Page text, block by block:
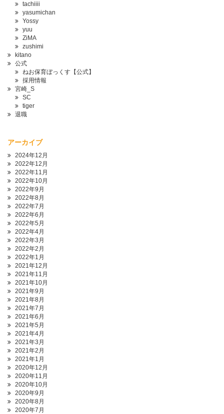
tachiiii
yasumichan
Yossy
yuu
ZiMA
zushimi
kitano
公式
ねお保育ぼっくす【公式】
採用情報
宮崎_S
SC
tiger
退職
アーカイブ
2024年12月
2022年12月
2022年11月
2022年10月
2022年9月
2022年8月
2022年7月
2022年6月
2022年5月
2022年4月
2022年3月
2022年2月
2022年1月
2021年12月
2021年11月
2021年10月
2021年9月
2021年8月
2021年7月
2021年6月
2021年5月
2021年4月
2021年3月
2021年2月
2021年1月
2020年12月
2020年11月
2020年10月
2020年9月
2020年8月
2020年7月